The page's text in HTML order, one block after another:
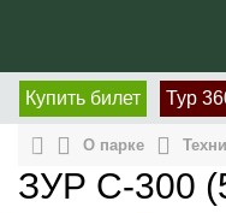
Купить билет Тур
О парке
ЗУР С-300